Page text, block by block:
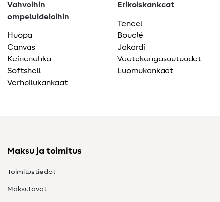
Vahvoihin
ompeluideioihin
Huopa
Canvas
Keinonahka
Softshell
Verhoilukankaat
Erikoiskankaat
Tencel
Bouclé
Jakardi
Vaatekangasuutuudet
Luomukankaat
Maksu ja toimitus
Toimitustiedot
Maksutavat